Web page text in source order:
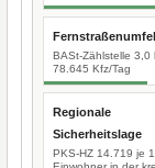
BASt-Zählstelle 3,0
78.645 Kfz/Tag
Regionale
Sicherheitslage
PKS-HZ 14.719 je